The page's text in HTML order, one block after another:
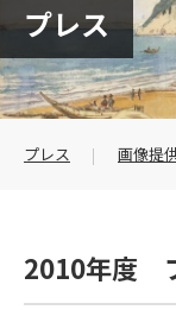
プレス
プレス 画像提
2010年度